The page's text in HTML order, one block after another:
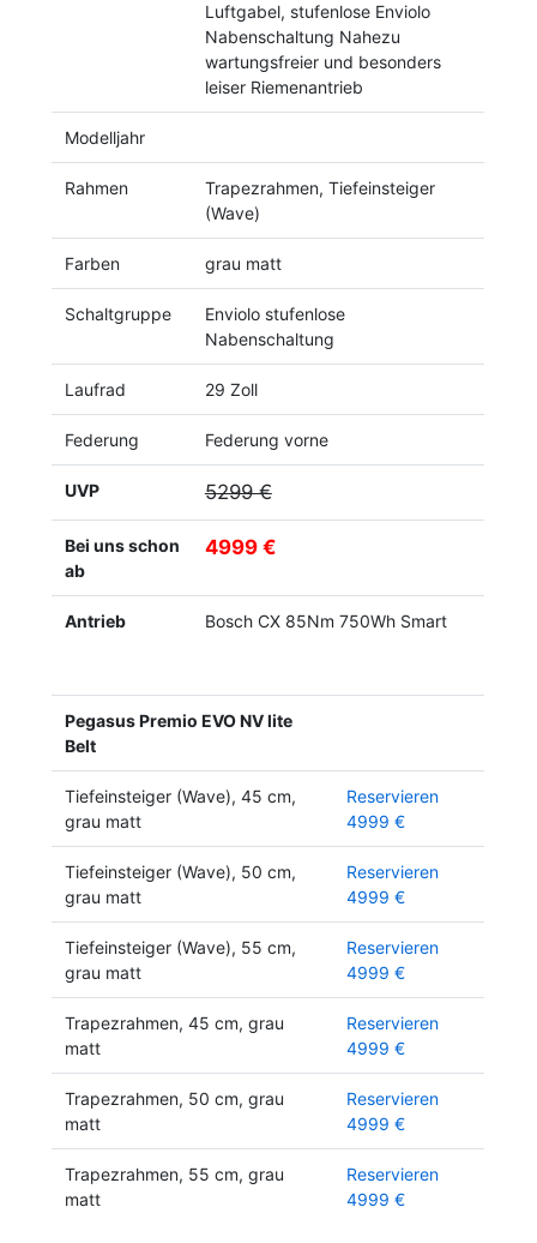
Luftgabel, stufenlose Enviolo
Nabenschaltung Nahezu
wartungsfreier und besonders
leiser Riemenantrieb
Modelljahr
Rahmen
Trapezrahmen, Tiefeinsteiger
(Wave)
Farben grau matt
Schaltgruppe
Enviolo stufenlose
Nabenschaltung
Laufrad 29 Zoll
Federung Federung vorne
UVP 5299 €
Bei uns schon
ab
4999 €
Antrieb Bosch CX 85Nm 750Wh Smart
Pegasus Premio EVO NV lite
Belt
Tiefeinsteiger (Wave), 45 cm,
grau matt
Reservieren
4999 €
Tiefeinsteiger (Wave), 50 cm,
grau matt
Reservieren
4999 €
Tiefeinsteiger (Wave), 55 cm,
grau matt
Reservieren
4999 €
Trapezrahmen, 45 cm, grau
matt
Reservieren
4999 €
Trapezrahmen, 50 cm, grau
matt
Reservieren
4999 €
Trapezrahmen, 55 cm, grau
matt
Reservieren
4999 €